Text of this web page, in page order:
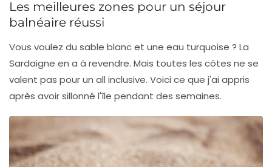
Les meilleures zones pour un séjour
balnéaire réussi
Vous voulez du sable blanc et une eau turquoise ? La
Sardaigne en a à revendre. Mais toutes les côtes ne se
valent pas pour un all inclusive. Voici ce que j'ai appris
après avoir sillonné l'île pendant des semaines.